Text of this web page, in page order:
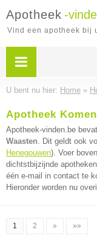
Apotheek -
Vind een apotheek bij
U bent nu hier: Home »
Apotheek
Apotheek-vinden.be
Waasten. Dit geldt ook
Henegouwen). Voer
dichtstbijzijnde
één e-mail in contact te
Hieronder worden nu
1 2 » »»